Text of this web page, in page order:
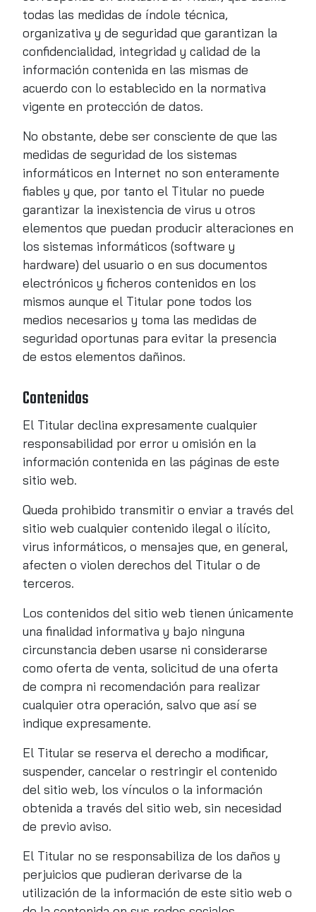
todas las medidas de índole técnica,
organizativa y de seguridad que garantizan la
confidencialidad, integridad y calidad de la
información contenida en las mismas de
acuerdo con lo establecido en la normativa
vigente en protección de datos.
No obstante, debe ser consciente de que las
medidas de seguridad de los sistemas
informáticos en Internet no son enteramente
fiables y que, por tanto el Titular no puede
garantizar la inexistencia de virus u otros
elementos que puedan producir alteraciones en
los sistemas informáticos (software y
hardware) del usuario o en sus documentos
electrónicos y ficheros contenidos en los
mismos aunque el Titular pone todos los
medios necesarios y toma las medidas de
seguridad oportunas para evitar la presencia
de estos elementos dañinos.
Contenidos
El Titular declina expresamente cualquier
responsabilidad por error u omisión en la
información contenida en las páginas de este
sitio web.
Queda prohibido transmitir o enviar a través del
sitio web cualquier contenido ilegal o ilícito,
virus informáticos, o mensajes que, en general,
afecten o violen derechos del Titular o de
terceros.
Los contenidos del sitio web tienen únicamente
una finalidad informativa y bajo ninguna
circunstancia deben usarse ni considerarse
como oferta de venta, solicitud de una oferta
de compra ni recomendación para realizar
cualquier otra operación, salvo que así se
indique expresamente.
El Titular se reserva el derecho a modificar,
suspender, cancelar o restringir el contenido
del sitio web, los vínculos o la información
obtenida a través del sitio web, sin necesidad
de previo aviso.
El Titular no se responsabiliza de los daños y
perjuicios que pudieran derivarse de la
utilización de la información de este sitio web o